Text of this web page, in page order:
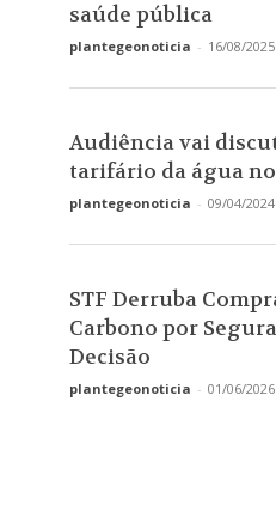
saúde pública
plantegeonoticia - 16/08/2025
Audiência vai
tarifário da água
plantegeonoticia - 09/04/2024
STF Derruba
Carbono por
Decisão
plantegeonoticia - 01/06/2026